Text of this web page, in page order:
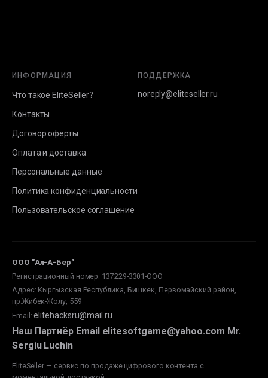
ИНФОРМАЦИЯ
Что такое EliteSeller?
Контакты
Договор оферты
Оплата и доставка
Персональные данные
Политика конфиденциальности
Пользовательское соглашение
ПОДДЕРЖКА
noreply@eliteseller.ru
ООО "Ал-А-Бер"
Регистрационный номер: 137229-3301-ООО
Адрес: Кыргызская Республика, Бишкек, Первомайский район,
пр.Жибек-Жолу, 559
Email : elitehacksru@mail.ru
Наш Партнёр Email elitesoftgame@yahoo.com Mr.
Sergiu Luchin
EliteSeller — сервис по продаже цифрового контента с